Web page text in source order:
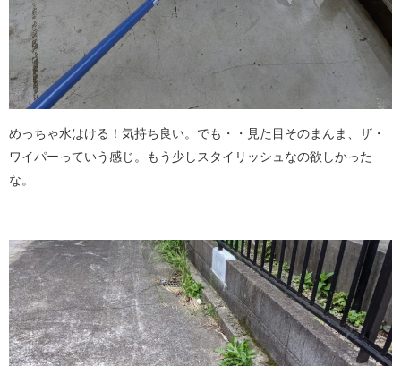
めっちゃ水はける！気持ち良い。でも・・見た目そのまんま、ザ・
ワイパーっていう感じ。もう少しスタイリッシュなの欲しかった
な。